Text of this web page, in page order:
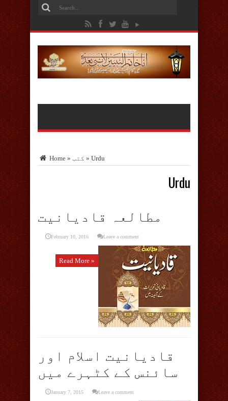
Home » کتب » Urdu
Urdu
مطالعہ قادیانیت
February 10, 2016 Leave a comment
Read More »
قادیانیت اسلام اور
سائنس کے کٹہرے میں
January 7, 2015 Leave a comment